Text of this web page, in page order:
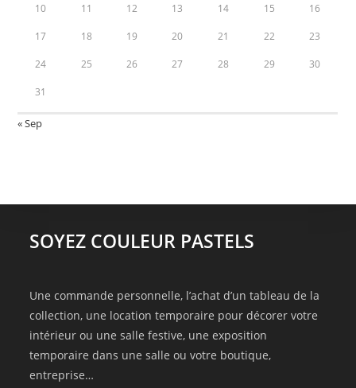
10 11 12 13 14 15 16
17 18 19 20 21 22 23
24 25 26 27 28 29 30
31
« Sep
SOYEZ COULEUR PASTELS
Une commande personnelle, l’achat d’un tableau de la
collection, une location temporaire pour décorer votre
intérieur ou une salle festive, une exposition
temporaire dans une salle ou votre boutique,
entreprise…